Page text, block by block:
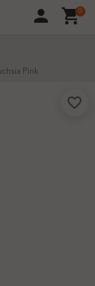
person shopping_cart
0
Pink
favorite_border